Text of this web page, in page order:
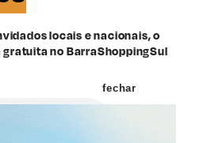
locais e nacionais, o
no BarraShoppingSul
fechar